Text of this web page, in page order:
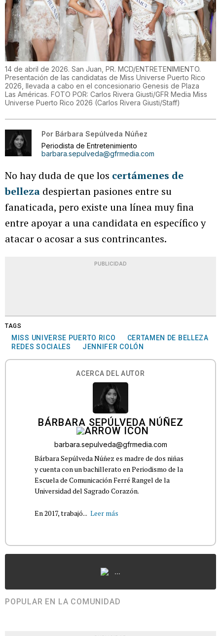
14 de abril de 2026. San Juan, PR. MCD/ENTRETENIMIENTO.
Presentación de las candidatas de Miss Universe Puerto Rico
2026, llevada a cabo en el concesionario Genesis de Plaza
Las Américas. FOTO POR: Carlos Rivera Giusti/GFR Media Miss
Universe Puerto Rico 2026 (Carlos Rivera Giusti/Staff)
Por Bárbara Sepúlveda Núñez
Periodista de Entretenimiento
barbara.sepulveda@gfrmedia.com
No hay duda de que los certámenes de
belleza despiertan pasiones entre su
fanaticada, pero existe una línea muy fina
entre apoyar a una candidata en específico y
atacar o acosar a sus contrincantes.
PUBLICIDAD
TAGS
MISS UNIVERSE PUERTO RICO
CERTAMEN DE BELLEZA
REDES SOCIALES
JENNIFER COLÓN
ACERCA DEL AUTOR
BÁRBARA SEPÚLVEDA NÚÑEZ
barbara.sepulveda@gfrmedia.com
Bárbara Sepúlveda Núñez es madre de dos niñas
y cuenta con un bachillerato en Periodismo de la
Escuela de Comunicación Ferré Rangel de la
Universidad del Sagrado Corazón.
En 2017, trabajó... Leer más
...
POPULAR EN LA COMUNIDAD